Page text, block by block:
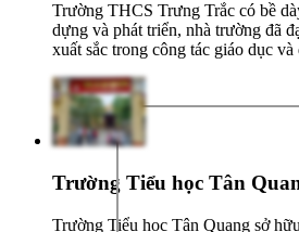
Trường THCS Trưng Trắc có bề
dựng và phát triển, nhà trường đã
xuất sắc trong công tác giáo dục và
Trường Tiểu học Tân
Trường Tiểu học Tân Quang sở